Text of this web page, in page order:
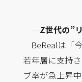
—Z世代の”
BeRealは「
若年層に支持
ブ率が急上昇